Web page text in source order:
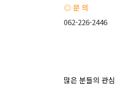
◎ 문 의
062-226-2446
많은 분들의 관